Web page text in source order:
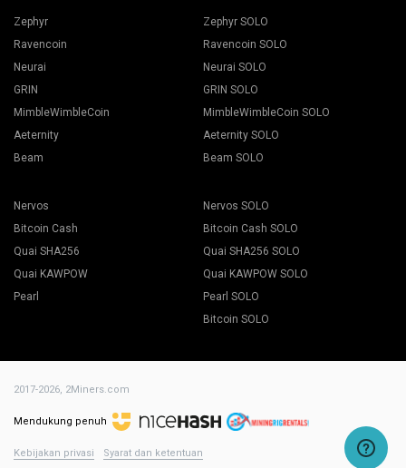
Zephyr
Ravencoin
Neurai
GRIN
MimbleWimbleCoin
Aeternity
Beam
Zephyr SOLO
Ravencoin SOLO
Neurai SOLO
GRIN SOLO
MimbleWimbleCoin SOLO
Aeternity SOLO
Beam SOLO
Nervos
Bitcoin Cash
Quai SHA256
Quai KAWPOW
Pearl
Nervos SOLO
Bitcoin Cash SOLO
Quai SHA256 SOLO
Quai KAWPOW SOLO
Pearl SOLO
Bitcoin SOLO
2017-2026, 2Miners.com
Mendukung penuh
Kebijakan privasi Syarat dan ketentuan